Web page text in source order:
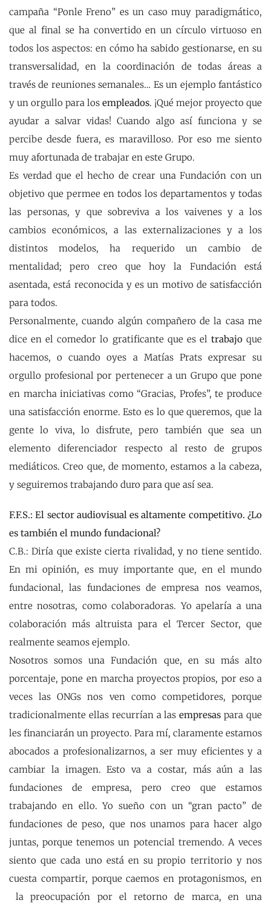
campaña “Ponle Freno” es un caso muy paradigmático,
que al final se ha convertido en un círculo virtuoso en
todos los aspectos: en cómo ha sabido gestionarse, en su
transversalidad, en la coordinación de todas áreas a
través de reuniones semanales… Es un ejemplo fantástico
y un orgullo para los empleados. ¡Qué mejor proyecto que
ayudar a salvar vidas! Cuando algo así funciona y se
percibe desde fuera, es maravilloso. Por eso me siento
muy afortunada de trabajar en este Grupo.
Es verdad que el hecho de crear una Fundación con un
objetivo que permee en todos los departamentos y todas
las personas, y que sobreviva a los vaivenes y a los
cambios económicos, a las externalizaciones y a los
distintos modelos, ha requerido un cambio de
mentalidad; pero creo que hoy la Fundación está
asentada, está reconocida y es un motivo de satisfacción
para todos.
Personalmente, cuando algún compañero de la casa me
dice en el comedor lo gratificante que es el trabajoque
hacemos, o cuando oyes a Matías Prats expresar su
orgullo profesional por pertenecer a un Grupo que pone
en marcha iniciativas como “Gracias, Profes”, te produce
una satisfacción enorme. Esto es lo que queremos, que la
gente lo viva, lo disfrute, pero también que sea un
elemento diferenciador respecto al resto de grupos
mediáticos. Creo que, de momento, estamos a la cabeza,
y seguiremos trabajando duro para que así sea.
F.F.S.: El sector audiovisual es altamente competitivo. ¿Lo
es también el mundo fundacional?
C.B.: Diría que existe cierta rivalidad, y no tiene sentido.
En mi opinión, es muy importante que, en el mundo
fundacional, las fundaciones de empresa nos veamos,
entre nosotras, como colaboradoras. Yo apelaría a una
colaboración más altruista para el Tercer Sector, que
realmente seamos ejemplo.
Nosotros somos una Fundación que, en su más alto
porcentaje, pone en marcha proyectos propios, por eso a
veces las ONGs nos ven como competidores, porque
tradicionalmente ellas recurrían a lasempresas para que
les financiarán un proyecto. Para mí, claramente estamos
abocados a profesionalizarnos, a ser muy eficientes y a
cambiar la imagen. Esto va a costar, más aún a las
fundaciones de empresa, pero creo que estamos
trabajando en ello. Yo sueño con un “gran pacto” de
fundaciones de peso, que nos unamos para hacer algo
juntas, porque tenemos un potencial tremendo. A veces
siento que cada uno está en su propio territorio y nos
cuesta compartir, porque caemos en protagonismos, en
la preocupación por el retorno de marca, en una